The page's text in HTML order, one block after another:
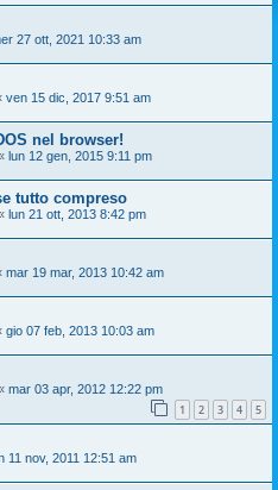
27 ott, 2021 10:33 am
ven 15 dic, 2017 9:51 am
nel browser!
lun 12 gen, 2015 9:11 pm
tutto compreso
lun 21 ott, 2013 8:42 pm
mar 19 mar, 2013 10:42 am
gio 07 feb, 2013 10:03 am
mar 03 apr, 2012 12:22 pm
1 2 3 4 5
11 nov, 2011 12:51 am